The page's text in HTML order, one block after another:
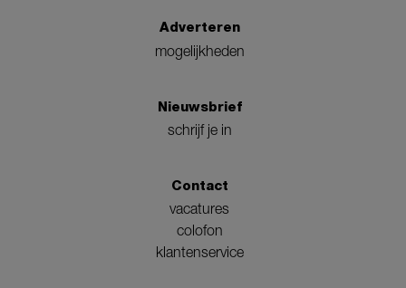
Adverteren
mogelijkheden
Nieuwsbrief
schrijf je in
Contact
vacatures
colofon
klantenservice